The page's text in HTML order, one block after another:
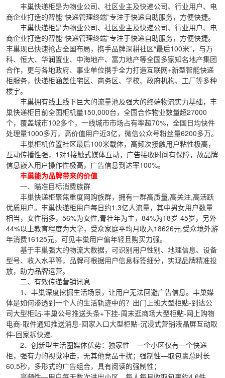
丰巢快递柜是为物业公司、社区业主及快递公司、行业用户、电
商企业打造的智能“快递管理终端”专注于快递自助服务，方便快捷。
丰巢快递柜是为物业公司、社区业主及快递公司、行业用户、电
商企业打造的智能“快递管理终端”专注于快递自助服务，方便快捷。
丰巢现已快速抢占全国布局，携手品牌深耕社区“最后100米”，与万
科、恒大、华润置业、中海地产、富力地产等全国多家知名地产集团
合作，更与各地政府、事业单位携手全力打造互联网+新型智能快递
柜服务，快递柜涵盖住宅区、商务区、学校、政府机构、工厂等多种
楼宇。
丰巢拥有线上线下巨大的流量池及强大的终端物流实力基础，丰
巢快递柜目前全国柜机量150,000台，全国合作物业数量超27000
个，覆盖城市102多个，一线城市市场占有率超70%，全国日均快件
处理量1000多万，高价值用户近3亿，微信公众号粉丝量6200多万。
丰巢柜机位置社区最后100米载体，高频次接触用户粘性极高，
互动传播性强，1对1接触式媒体互动，广告接收时间有保障，故品牌
信息嵌入用户操作性极高，广告信息到达率100%。
丰巢能为品牌带来的价值
一、瞄准目标消费族群
丰巢快递柜聚焦重度网购族群，拥有一群高质量,高关注,高活跃
优质用户。丰巢快递柜用户每日约1.3亿人流量，其中男女用户数量
相当，女性稍多，56%为女性,青壮年为主，84%为18岁-45岁，另外
44%以上教育程度为大学，受众家庭平均月收入18626元,受众境外游
年消费16125元，可见丰巢用户偏年轻且购买力强。
基于丰巢强大的物流大数据，可识别用户性别、地理信息、设备
型号、收入水平等，品牌可根据用户信息标签细分，实现品牌精准投
放，助力品牌运营。
二、有效传递营销讯息
1、丰巢深度挖掘生活场景，让用户无法回避广告信息。丰巢媒
体是如何渗透到一个人的生活轨迹中的？出门上班大型柜贴-到达公
司大型柜贴-丰巢公号推送头条+下挂-周末逛商场大型柜贴-网上购物
电商-取件通知推送消息-回家入口大型柜贴-沉浸式营销液晶屏互动取
件-回家拆快递.
2、创新型生活圈媒体优势：独家性—一个小区仅有一个快递
柜，强有力的视觉冲击，无其他竞品干扰；强制性—取包裹总时长
60.5秒，多形式的广告组合，具有阅读的强制性；